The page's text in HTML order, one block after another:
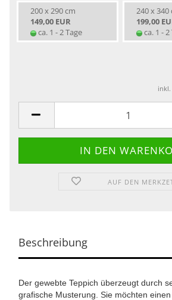
200 x 290 cm
149,00 EUR
ca. 1 - 2 Tage
240 x 340
199,00
ca. 1 - 2
inkl.
AUF DEN
Beschreibung
Der gewebte Teppich überzeugt durch
grafische Musterung. Sie möchten